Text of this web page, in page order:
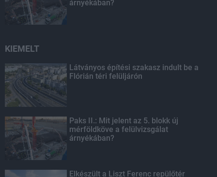
árnyékában?
KIEMELT
Látványos építési szakasz indult be a
Flórián téri felüljárón
Paks II.: Mit jelent az 5. blokk új
mérföldköve a felülvizsgálat
árnyékában?
Elkészült a Liszt Ferenc repülőtér